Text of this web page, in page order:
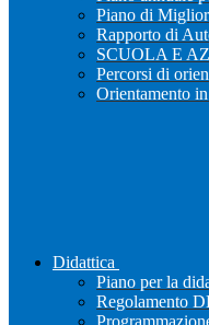
Piano di
Rapporto di
SCUOLA E
Percorsi di
Orientamento
Didattica
Piano per la
Regolamento